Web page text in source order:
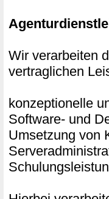
Wir verarbeiten
vertraglichen
konzeptionelle
Software- und
Umsetzung von